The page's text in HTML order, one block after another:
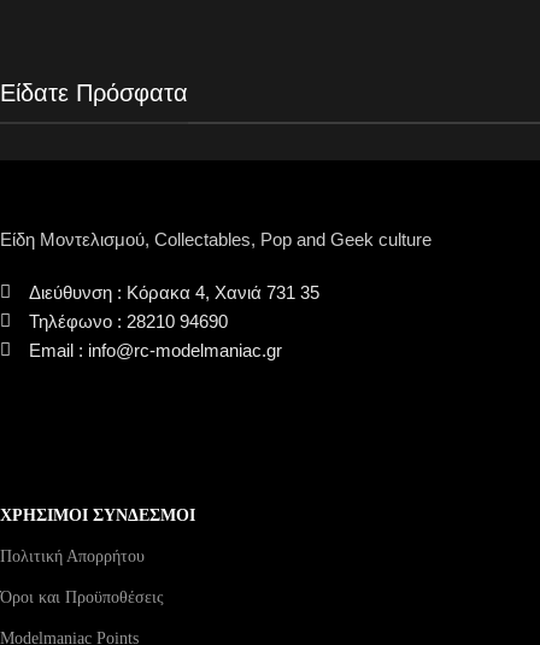
Είδατε Πρόσφατα
Είδη Μοντελισμού, Collectables, Pop and Geek culture
Διεύθυνση : Κόρακα 4, Χανιά 731 35
Τηλέφωνο : 28210 94690
Email : info@rc-modelmaniac.gr
ΧΡΗΣΙΜΟΙ ΣΥΝΔΕΣΜΟΙ
Πολιτική Απορρήτου
Όροι και Προϋποθέσεις
Modelmaniac Points